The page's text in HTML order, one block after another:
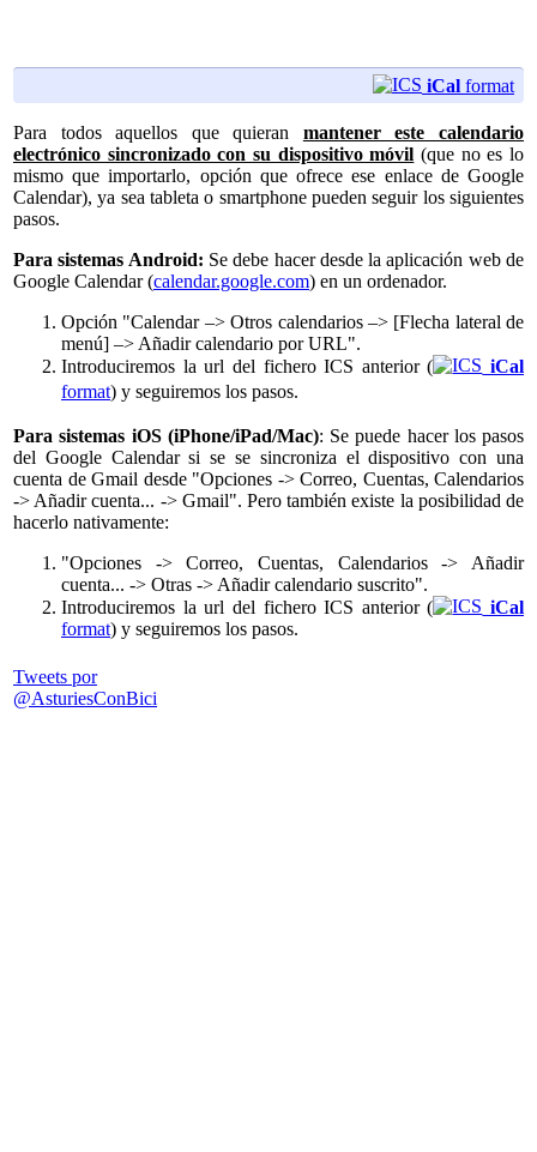
iCal format
Para todos aquellos que quieran mantener este calendario
electrónico sincronizado con su dispositivo móvil (que no es lo
mismo que importarlo, opción que ofrece ese enlace de Google
Calendar), ya sea tableta o smartphone pueden seguir los siguientes
pasos.
Para sistemas Android: Se debe hacer desde la aplicación web de
Google Calendar (calendar.google.com) en un ordenador.
Opción "Calendar –> Otros calendarios –> [Flecha lateral de
menú] –> Añadir calendario por URL".
Introduciremos la url del fichero ICS anterior (
iCal
format) y seguiremos los pasos.
Para sistemas iOS (iPhone/iPad/Mac): Se puede hacer los pasos
del Google Calendar si se se sincroniza el dispositivo con una
cuenta de Gmail desde "Opciones -> Correo, Cuentas, Calendarios
-> Añadir cuenta... -> Gmail". Pero también existe la posibilidad de
hacerlo nativamente:
"Opciones -> Correo, Cuentas, Calendarios -> Añadir
cuenta... -> Otras -> Añadir calendario suscrito".
Introduciremos la url del fichero ICS anterior (
iCal
format) y seguiremos los pasos.
Tweets por
@AsturiesConBici